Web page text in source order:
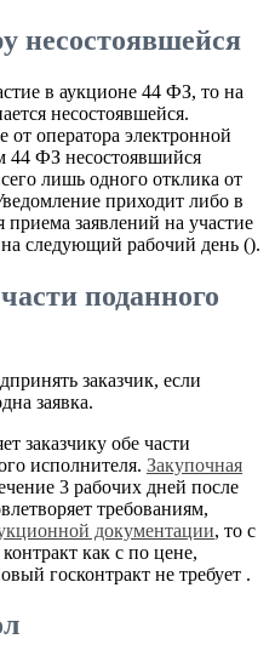
несостоявшейся
в аукционе 44 ФЗ, то на
несостоявшейся.
от оператора электронной
44 ФЗ несостоявшийся
лишь одного отклика от
приходит либо в
заявлений на участие
следующий рабочий день ().
поданного
заказчик, если
заявка.
заказчику обе части
исполнителя. Закупочная
3 рабочих дней после
требованиям,
документации, то с
как с по цене,
госконтракт не требует .